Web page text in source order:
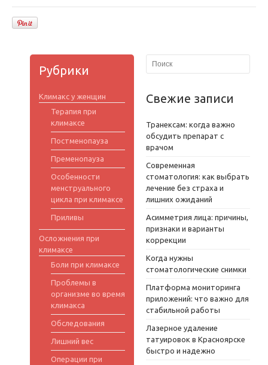
Рубрики
Климакс у женщин
Терапия при
климаксе
Постменопауза
Пременопауза
Особенности
менструального
цикла при климаксе
Приливы
Осложнения при
климаксе
Боли при климаксе
Проблемы в
организме во время
климакса
Обследования
Лишний вес
Операции при
Свежие записи
Транексам: когда важно
обсудить препарат с
врачом
Современная
стоматология: как выбрать
лечение без страха и
лишних ожиданий
Асимметрия лица: причины,
признаки и варианты
коррекции
Когда нужны
стоматологические снимки
Платформа мониторинга
приложений: что важно для
стабильной работы
Лазерное удаление
татуировок в Красноярске
быстро и надежно